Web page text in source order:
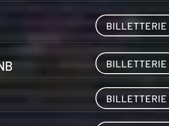
BILLETTERIE
BILLETTERIE
BILLETTERIE